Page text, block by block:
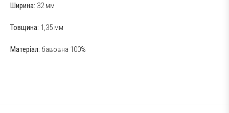
Ширина: 32 мм
Товщина: 1,35 мм
Матеріал: бавовна 100%